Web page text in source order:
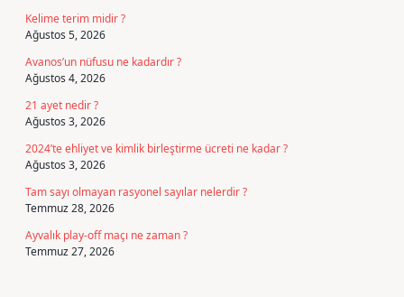
Kelime terim midir ?
Ağustos 5, 2026
Avanos’un nüfusu ne kadardır ?
Ağustos 4, 2026
21 ayet nedir ?
Ağustos 3, 2026
2024’te ehliyet ve kimlik birleştirme ücreti ne kadar ?
Ağustos 3, 2026
Tam sayı olmayan rasyonel sayılar nelerdir ?
Temmuz 28, 2026
Ayvalık play-off maçı ne zaman ?
Temmuz 27, 2026